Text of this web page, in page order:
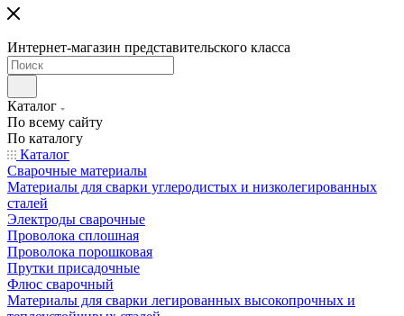
Интернет-магазин представительского класса
Каталог
По всему сайту
По каталогу
Каталог
Сварочные материалы
Материалы для сварки углеродистых и низколегированных
сталей
Электроды сварочные
Проволока сплошная
Проволока порошковая
Прутки присадочные
Флюс сварочный
Материалы для сварки легированных высокопрочных и